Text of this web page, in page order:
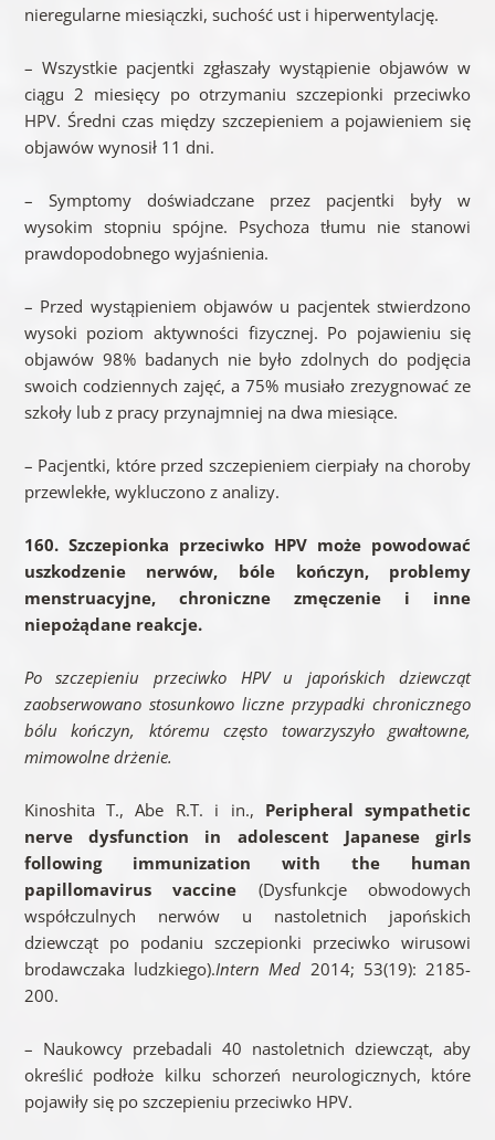
nieregularne miesiączki, suchość ust i hiperwentylację.
– Wszystkie pacjentki zgłaszały wystąpienie objawów w
ciągu 2 miesięcy po otrzymaniu szczepionki przeciwko
HPV. Średni czas między szczepieniem a pojawieniem się
objawów wynosił 11 dni.
– Symptomy doświadczane przez pacjentki były w
wysokim stopniu spójne. Psychoza tłumu nie stanowi
prawdopodobnego wyjaśnienia.
– Przed wystąpieniem objawów u pacjentek stwierdzono
wysoki poziom aktywności fizycznej. Po pojawieniu się
objawów 98% badanych nie było zdolnych do podjęcia
swoich codziennych zajęć, a 75% musiało zrezygnować ze
szkoły lub z pracy przynajmniej na dwa miesiące.
– Pacjentki, które przed szczepieniem cierpiały na choroby
przewlekłe, wykluczono z analizy.
160. Szczepionka przeciwko HPV może powodować
uszkodzenie nerwów, bóle kończyn, problemy
menstruacyjne, chroniczne zmęczenie i inne
niepożądane reakcje.
Po szczepieniu przeciwko HPV u japońskich dziewcząt
zaobserwowano stosunkowo liczne przypadki chronicznego
bólu kończyn, któremu często towarzyszyło gwałtowne,
mimowolne drżenie.
Kinoshita T., Abe R.T. i in., Peripheral sympathetic
nerve dysfunction in adolescent Japanese girls
following immunization with the human
papillomavirus vaccine (Dysfunkcje obwodowych
współczulnych nerwów u nastoletnich japońskich
dziewcząt po podaniu szczepionki przeciwko wirusowi
brodawczaka ludzkiego).Intern Med 2014; 53(19): 2185-
200.
– Naukowcy przebadali 40 nastoletnich dziewcząt, aby
określić podłoże kilku schorzeń neurologicznych, które
pojawiły się po szczepieniu przeciwko HPV.